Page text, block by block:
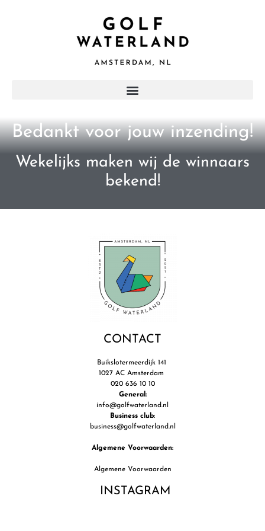
Bedankt voor jouw inzending!
Wekelijks maken wij de winnaars
bekend!
CONTACT
Buikslotermeerdijk 141
1027 AC Amsterdam
020 636 10 10
General:
info@golfwaterland.nl
Business club:
business@golfwaterland.nl
Algemene Voorwaarden:
Algemene Voorwaarden
INSTAGRAM